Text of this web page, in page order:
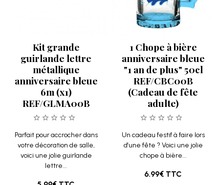
Kit grande
guirlande lettre
métallique
anniversaire bleue
6m (x1)
REF/GLMA00B
Parfait pour accrocher dans
votre décoration de salle,
voici une jolie guirlande
lettre...
1 Chope à bière
anniversaire bleue
"1 an de plus" 50cl
REF/CBC00B
(Cadeau de fête
adulte)
Un cadeau festif à faire lors
d'une fête ? Voici une jolie
chope à bière...
6.99€ TTC